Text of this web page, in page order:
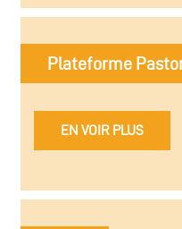
Plateforme
EN VOIR PLUS